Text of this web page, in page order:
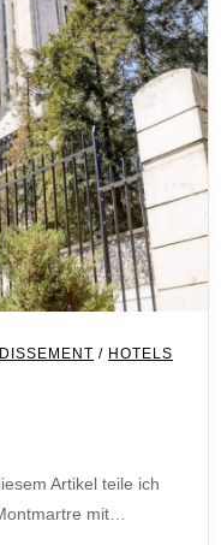
/ HOTELS
Artikel teile ich
mit…